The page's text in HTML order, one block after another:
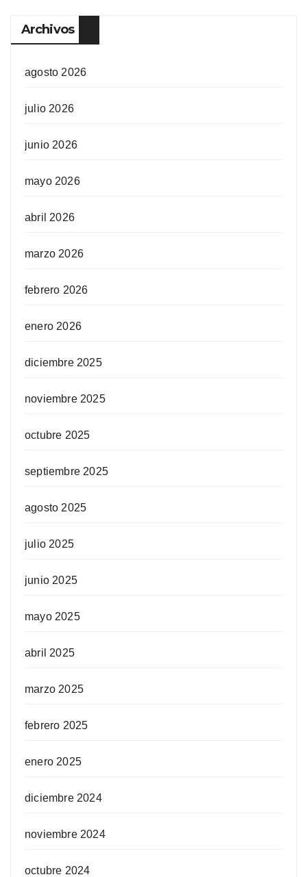
Archivos
agosto 2026
julio 2026
junio 2026
mayo 2026
abril 2026
marzo 2026
febrero 2026
enero 2026
diciembre 2025
noviembre 2025
octubre 2025
septiembre 2025
agosto 2025
julio 2025
junio 2025
mayo 2025
abril 2025
marzo 2025
febrero 2025
enero 2025
diciembre 2024
noviembre 2024
octubre 2024